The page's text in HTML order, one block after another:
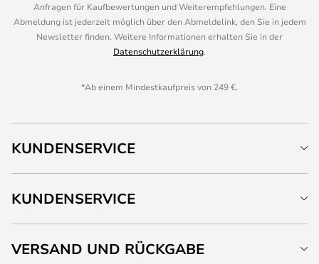
Anfragen für Kaufbewertungen und Weiterempfehlungen. Eine
Abmeldung ist jederzeit möglich über den Abmeldelink, den Sie in jedem
Newsletter finden. Weitere Informationen erhalten Sie in der
Datenschutzerklärung.
*Ab einem Mindestkaufpreis von 249 €.
KUNDENSERVICE
KUNDENSERVICE
VERSAND UND RÜCKGABE